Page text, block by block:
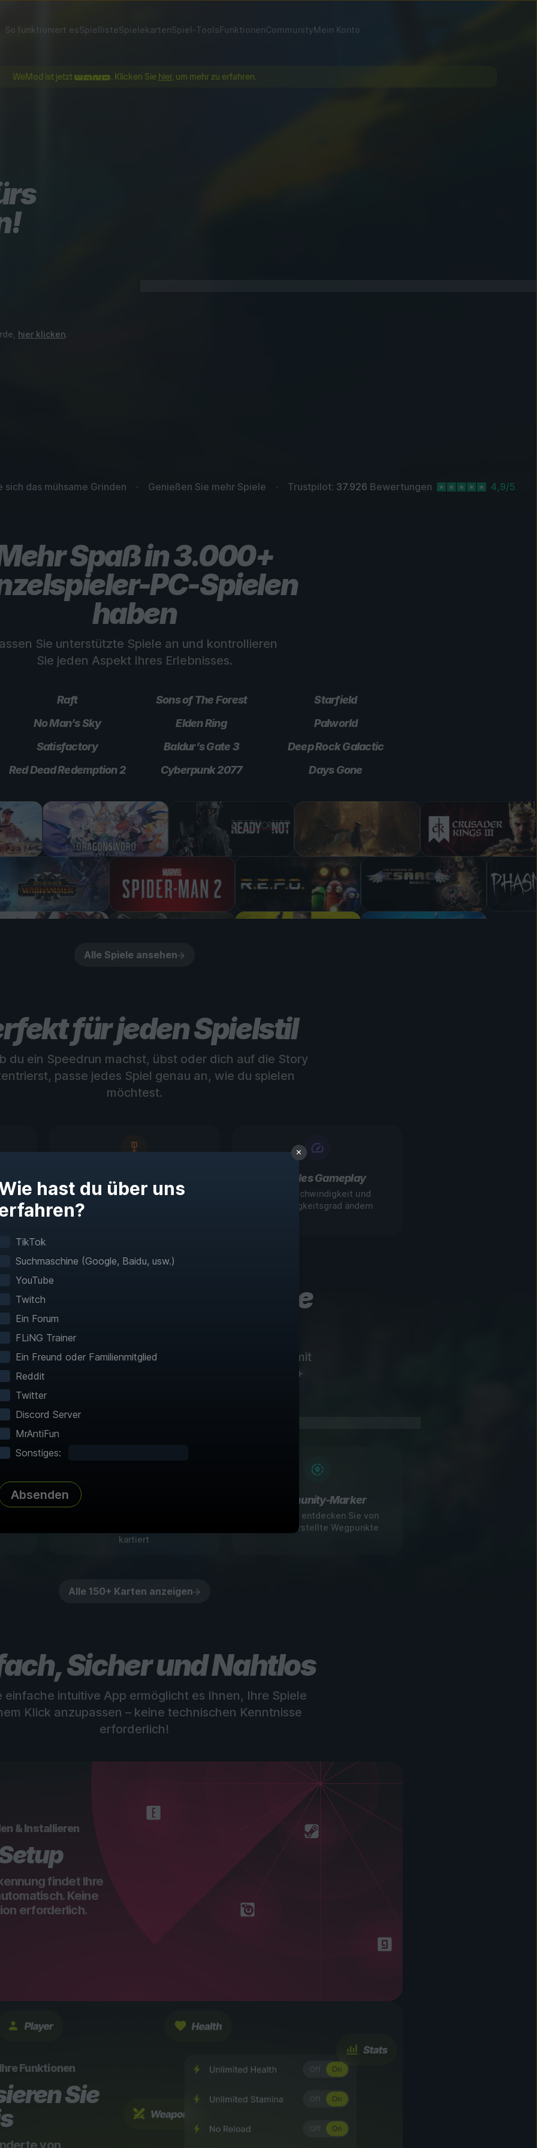
So funktioniert esSpiellisteSpielekartenSpiel-ToolsFunktionenCommunityMein Konto
WeMod ist jetzt . Klicken Sie hier, um mehr zu erfahren.
hier klicken.
sich das mühsame Grinden Genießen Sie mehr Spiele Trustpilot: 37.926 Bewertungen 4,9/5
Spaß in 3.000+
PC-Spielen
haben
Sie unterstützte Spiele an und kontrollieren
Sie jeden Aspekt Ihres Erlebnisses.
Raft Sons of The Forest
Starfield
No Man’s Sky Elden Ring
Palworld
Satisfactory Baldur’s Gate 3
Deep Rock Galactic
Red Dead Redemption 2 Cyberpunk 2077 Days Gone
Alle Spiele ansehen
für jeden Spielstil
du ein Speedrun machst, übst oder dich auf die Story
passe jedes Spiel genau an, wie du spielen
möchtest.
Üben Sie und meistern Sie die
Flexibles Gameplay
Spielgeschwindigkeit und
Schwierigkeitsgrad ändern
Sie durch Spiele
wie nie zuvor
Karten machen die Erkundung mühelos mit
Schnellreisen und detaillierter Kartierung für 60+
kartiert
Community-Marker
Teilen und entdecken Sie von
Spielern erstellte Wegpunkte
Alle 150+ Karten anzeigen
Sicher und Nahtlos
einfache intuitive App ermöglicht es Ihnen, Ihre Spiele
Klick anzupassen – keine technischen Kenntnisse
erforderlich!
& Installieren
findet Ihre
Keine
erforderlich.
Funktionen
Sie
von
hast du über uns
TikTok
Suchmaschine (Google, Baidu, usw.)
YouTube
Twitch
Ein Forum
FLiNG Trainer
Ein Freund oder Familienmitglied
Reddit
Twitter
Discord Server
MrAntiFun
Sonstiges:
Absenden